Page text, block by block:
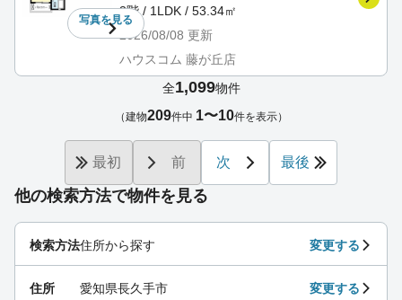
写真を見る
3階 / 1LDK / 53.34㎡
2026/08/08 更新
ハウスコム 藤が丘店
他の検索方法で物件を見る
検索方法住所から探す 変更する
住所 愛知県長久手市 変更する
全1,099物件
（建物209件中 1〜10件を表示）
最初 前 次 最後